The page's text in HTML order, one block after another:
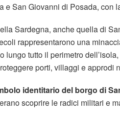
eSan Giovanni di Posada, con
Sardegna, anche quella di
rappresentarono una
lungo tutto il perimetro
porti, villaggi e approdi
identitario del borgo di
scoprire le radici militari e